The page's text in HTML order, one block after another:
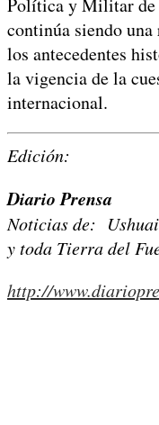
continúa siendo
los antecedentes
la vigencia de la
internacional.
Edición:
Diario Prensa
Noticias de:
y toda Tierra del
http://